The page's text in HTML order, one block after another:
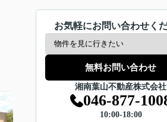
お気軽にお問い合わせく
無料お問い合わせ
湘南葉山不動産株式会社
046-877-
10:00-18:00